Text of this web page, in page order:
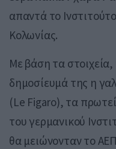
απαντά το
Κολωνίας.
Με βάση τα στοιχεία,
δημοσίευμά της η
(Le Figaro), τα
του γερμανικού
θα μειώνονταν το